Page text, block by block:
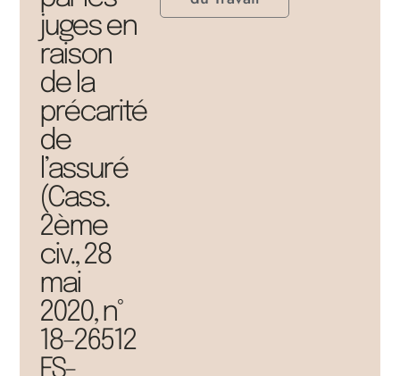
juges en
raison
de la
précarité
de
l’assuré
(Cass.
2ème
civ., 28
mai
2020, n°
18-26512